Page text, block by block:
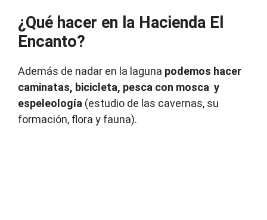
¿Qué hacer en la Hacienda El
Encanto?
Además de nadar en la laguna podemos hacer
caminatas, bicicleta, pesca con mosca y
espeleología (estudio de las cavernas, su
formación, flora y fauna).